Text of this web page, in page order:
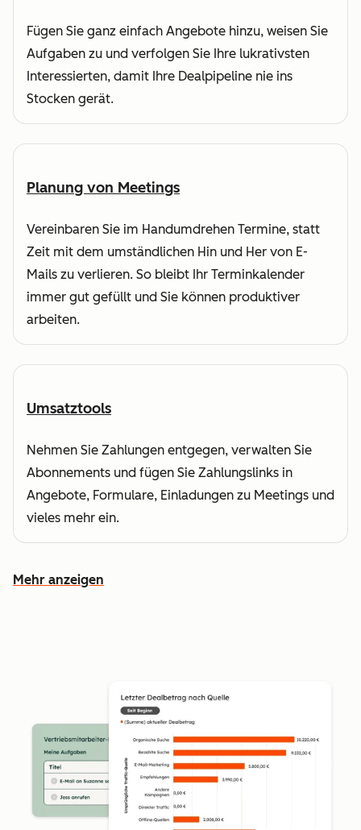
Fügen Sie ganz einfach Angebote hinzu, weisen Sie
Aufgaben zu und verfolgen Sie Ihre lukrativsten
Interessierten, damit Ihre Dealpipeline nie ins
Stocken gerät.
Planung von Meetings
Vereinbaren Sie im Handumdrehen Termine, statt
Zeit mit dem umständlichen Hin und Her von E-
Mails zu verlieren. So bleibt Ihr Terminkalender
immer gut gefüllt und Sie können produktiver
arbeiten.
Umsatztools
Nehmen Sie Zahlungen entgegen, verwalten Sie
Abonnements und fügen Sie Zahlungslinks in
Angebote, Formulare, Einladungen zu Meetings und
vieles mehr ein.
Mehr anzeigen
Weitere Funktionen ansehen